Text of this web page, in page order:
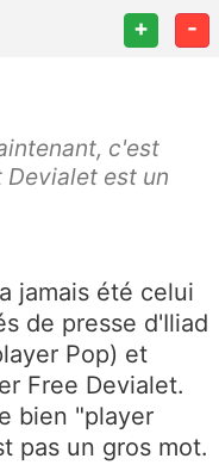
+ -
c'est
Devialet est un
jamais été celui
de presse d'Iliad
Pop) et
Free Devialet.
bien "player
pas un gros mot.